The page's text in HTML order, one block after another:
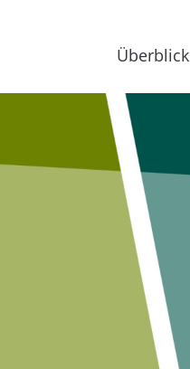
Überblick